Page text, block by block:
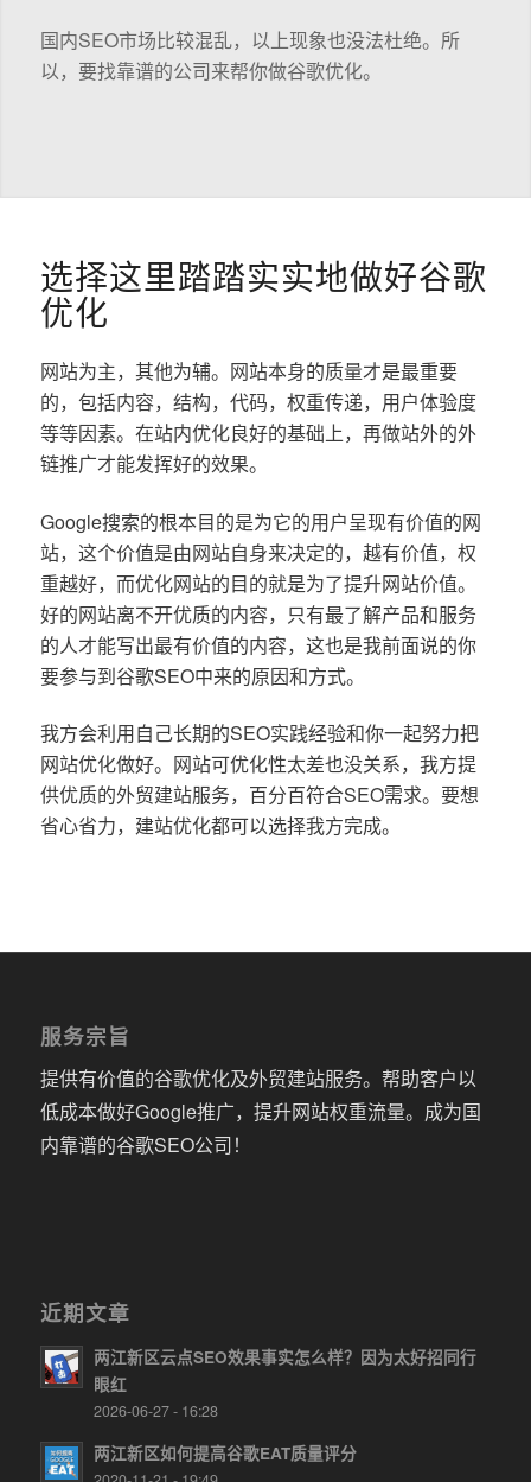
国内SEO市场比较混乱，以上现象也没法杜绝。所
以，要找靠谱的公司来帮你做谷歌优化。
选择这里踏踏实实地做好谷歌
优化
网站为主，其他为辅。网站本身的质量才是最重要
的，包括内容，结构，代码，权重传递，用户体验度
等等因素。在站内优化良好的基础上，再做站外的外
链推广才能发挥好的效果。
Google搜索的根本目的是为它的用户呈现有价值的网
站，这个价值是由网站自身来决定的，越有价值，权
重越好，而优化网站的目的就是为了提升网站价值。
好的网站离不开优质的内容，只有最了解产品和服务
的人才能写出最有价值的内容，这也是我前面说的你
要参与到谷歌SEO中来的原因和方式。
我方会利用自己长期的SEO实践经验和你一起努力把
网站优化做好。网站可优化性太差也没关系，我方提
供优质的外贸建站服务，百分百符合SEO需求。要想
省心省力，建站优化都可以选择我方完成。
服务宗旨
提供有价值的谷歌优化及外贸建站服务。帮助客户以
低成本做好Google推广，提升网站权重流量。成为国
内靠谱的谷歌SEO公司！
近期文章
两江新区云点SEO效果事实怎么样？因为太好招同行
眼红
2026-06-27 - 16:28
两江新区如何提高谷歌EAT质量评分